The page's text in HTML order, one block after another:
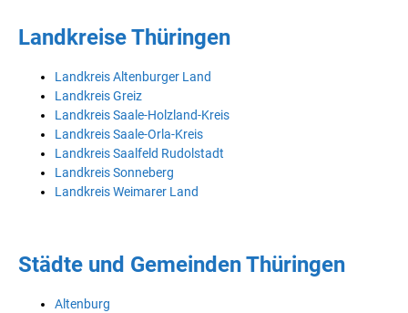
Landkreise Thüringen
Landkreis Altenburger Land
Landkreis Greiz
Landkreis Saale-Holzland-Kreis
Landkreis Saale-Orla-Kreis
Landkreis Saalfeld Rudolstadt
Landkreis Sonneberg
Landkreis Weimarer Land
Städte und Gemeinden Thüringen
Altenburg